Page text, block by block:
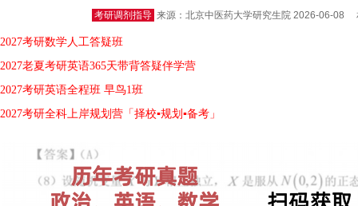
考研调剂指导 来源：北京中医药大学研究生院 2026-06-08
2027考研数学人工答疑班
2027老夏考研英语365天带背答疑伴学营
2027考研英语全程班 早鸟1班
2027考研全科上岸规划营「择校▪规划▪备考」